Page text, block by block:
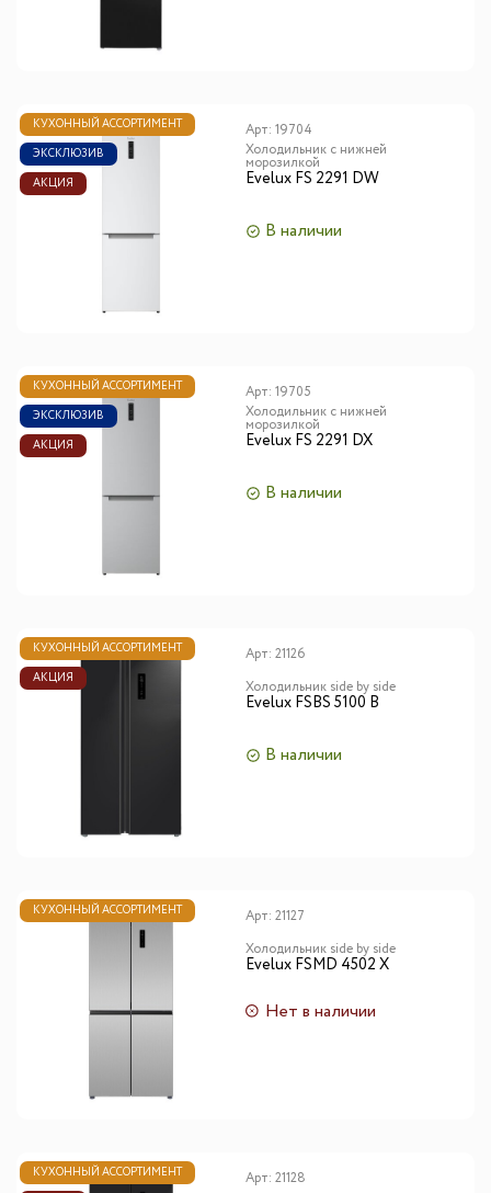
КУХОННЫЙ АССОРТИМЕНТ
ЭКСКЛЮЗИВ
АКЦИЯ
Арт: 19704
Холодильник с нижней
морозилкой
Evelux FS 2291 DW
В наличии
КУХОННЫЙ АССОРТИМЕНТ
ЭКСКЛЮЗИВ
АКЦИЯ
Арт: 19705
Холодильник с нижней
морозилкой
Evelux FS 2291 DX
В наличии
КУХОННЫЙ АССОРТИМЕНТ
АКЦИЯ
Арт: 21126
Холодильник side by side
Evelux FSBS 5100 B
В наличии
КУХОННЫЙ АССОРТИМЕНТ Арт: 21127
Холодильник side by side
Evelux FSMD 4502 X
Нет в наличии
КУХОННЫЙ АССОРТИМЕНТ
Арт: 21128